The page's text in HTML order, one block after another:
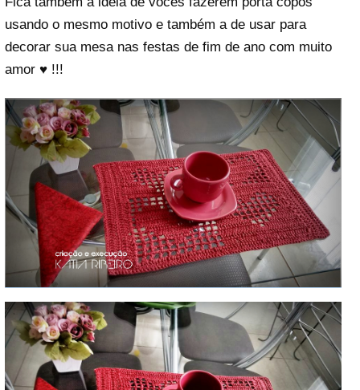
usando o mesmo motivo e também a de usar para
decorar sua mesa nas festas de fim de ano com muito
amor ♥ !!!